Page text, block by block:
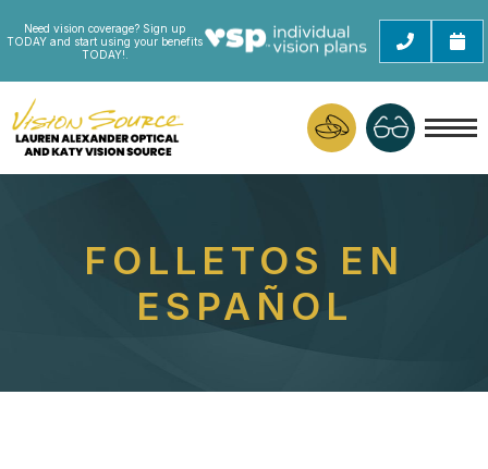
Need vision coverage? Sign up
TODAY and start using your benefits
TODAY!.
FOLLETOS EN
ESPAÑOL